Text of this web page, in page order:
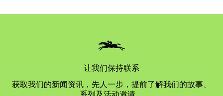
让我们保持联系
获取我们的新闻资讯，先人一步，提前了解我们的故事、